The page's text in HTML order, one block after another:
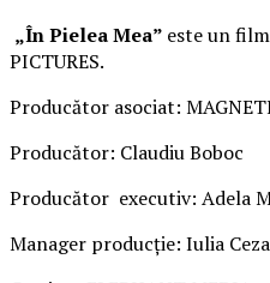
„În Pielea Mea” este un
PICTURES.
Producător asociat:
Producător: Claudiu Boboc
Producător executiv: Adela
Manager producție: Iulia